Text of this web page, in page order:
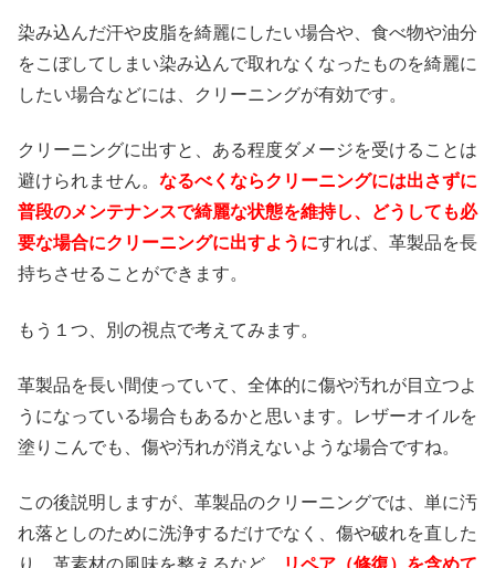
染み込んだ汗や皮脂を綺麗にしたい場合や、食べ物や油分
をこぼしてしまい染み込んで取れなくなったものを綺麗に
したい場合などには、クリーニングが有効です。
クリーニングに出すと、ある程度ダメージを受けることは
避けられません。 なるべくならクリーニングには出さずに
普段のメンテナンスで綺麗な状態を維持し、どうしても必
要な場合にクリーニングに出すようにすれば、革製品を長
持ちさせることができます。
もう１つ、別の視点で考えてみます。
革製品を長い間使っていて、全体的に傷や汚れが目立つよ
うになっている場合もあるかと思います。レザーオイルを
塗りこんでも、傷や汚れが消えないような場合ですね。
この後説明しますが、革製品のクリーニングでは、単に汚
れ落としのために洗浄するだけでなく、傷や破れを直した